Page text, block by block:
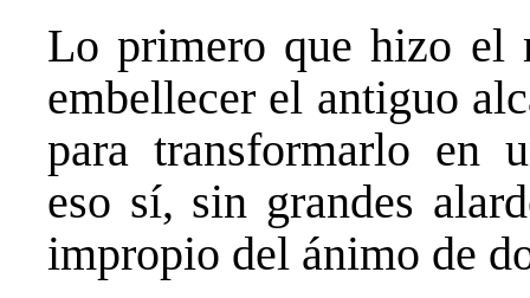
Lo primero que hizo el
embellecer el antiguo
para transformarlo en
eso sí, sin grandes
impropio del ánimo de